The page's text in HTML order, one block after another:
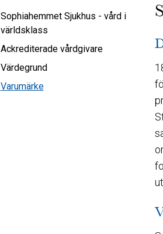
Sophiahemmet Sjukhus - vård i
världsklass
Ackrediterade vårdgivare
Värdegrund
Varumärke